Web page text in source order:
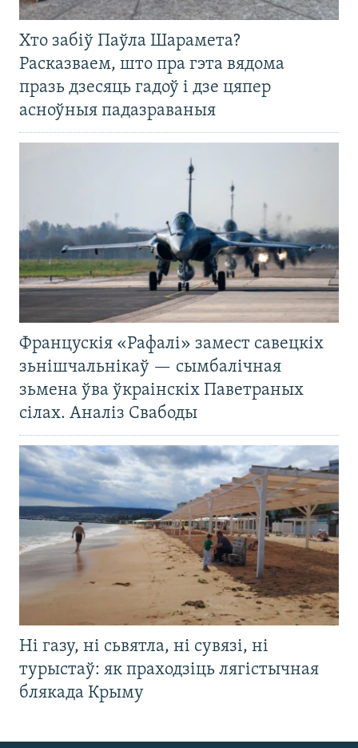
Хто забіў Паўла Шарамета?
Расказваем, што пра гэта вядома
празь дзесяць гадоў і дзе цяпер
асноўныя падазраваныя
Францускія «Рафалі» замест савецкіх
зьнішчальнікаў — сымбалічная
зьмена ўва ўкраінскіх Паветраных
сілах. Аналіз Свабоды
Ні газу, ні сьвятла, ні сувязі, ні
турыстаў: як праходзіць лягістычная
блякада Крыму